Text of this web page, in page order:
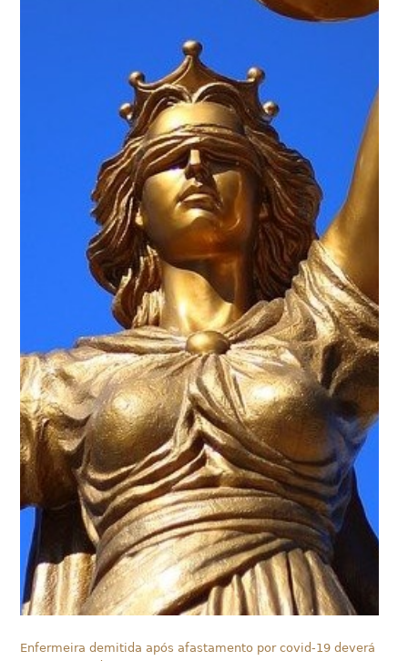
Enfermeira demitida após afastamento por covid-19 deverá